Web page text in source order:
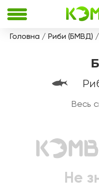
Головна Риби (БМВД)
Весь
Не